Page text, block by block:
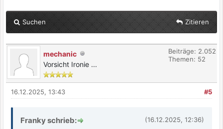
Suchen Zitieren
mechanic
Vorsicht Ironie ...
Beiträge: 2.052
Themen: 52
#5
16.12.2025, 13:43
(16.12.2025, 12:36)
Franky schrieb: